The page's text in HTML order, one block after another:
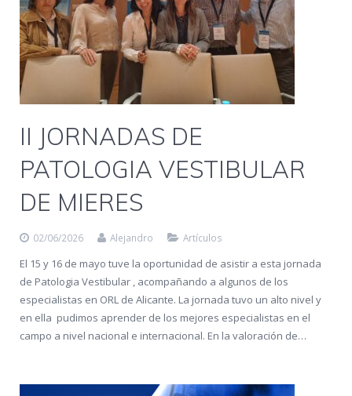
Blog
II JORNADAS DE
PATOLOGIA VESTIBULAR
DE MIERES
02/06/2026 Alejandro Artículos
El 15 y 16 de mayo tuve la oportunidad de asistir a esta jornada
de Patologia Vestibular , acompañando a algunos de los
especialistas en ORL de Alicante. La jornada tuvo un alto nivel y
en ella pudimos aprender de los mejores especialistas en el
campo a nivel nacional e internacional. En la valoración de…